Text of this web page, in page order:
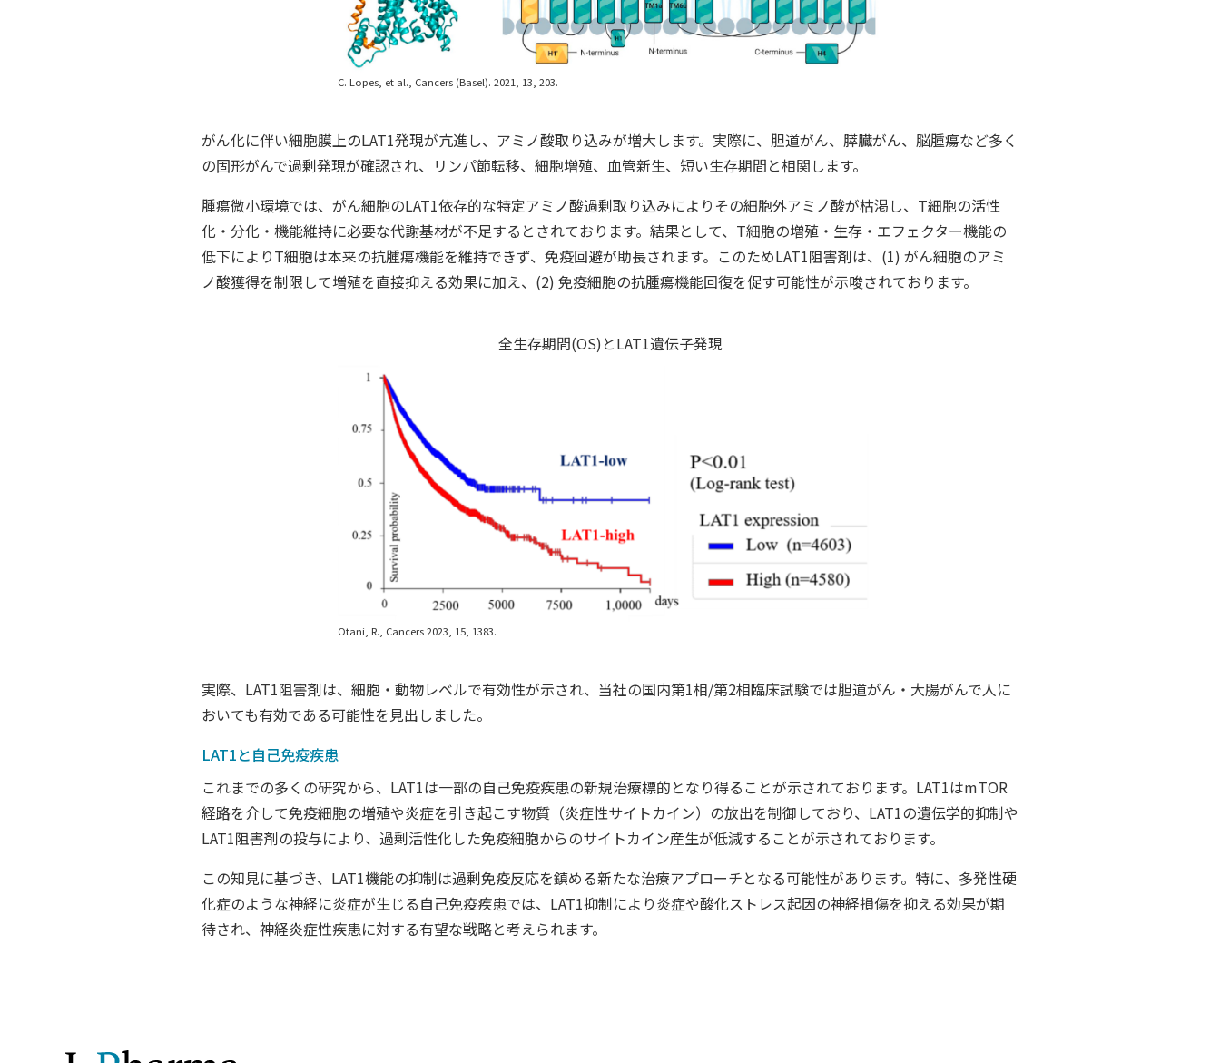
C. Lopes, et al., Cancers (Basel). 2021, 13, 203.
がん化に伴い細胞膜上のLAT1発現が亢進し、アミノ酸取り込みが増大します。実際に、胆道がん、膵臓がん、脳腫瘍など多く
の固形がんで過剰発現が確認され、リンパ節転移、細胞増殖、血管新生、短い生存期間と相関します。
腫瘍微小環境では、がん細胞のLAT1依存的な特定アミノ酸過剰取り込みによりその細胞外アミノ酸が枯渇し、T細胞の活性
化・分化・機能維持に必要な代謝基材が不足するとされております。結果として、T細胞の増殖・生存・エフェクター機能の
低下によりT細胞は本来の抗腫瘍機能を維持できず、免疫回避が助長されます。このためLAT1阻害剤は、(1) がん細胞のアミ
ノ酸獲得を制限して増殖を直接抑える効果に加え、(2) 免疫細胞の抗腫瘍機能回復を促す可能性が示唆されております。
全生存期間(OS)とLAT1遺伝子発現
Otani, R., Cancers 2023, 15, 1383.
実際、LAT1阻害剤は、細胞・動物レベルで有効性が示され、当社の国内第1相/第2相臨床試験では胆道がん・大腸がんで人に
おいても有効である可能性を見出しました。
LAT1と自己免疫疾患
これまでの多くの研究から、LAT1は一部の自己免疫疾患の新規治療標的となり得ることが示されております。LAT1はmTOR
経路を介して免疫細胞の増殖や炎症を引き起こす物質（炎症性サイトカイン）の放出を制御しており、LAT1の遺伝学的抑制や
LAT1阻害剤の投与により、過剰活性化した免疫細胞からのサイトカイン産生が低減することが示されております。
この知見に基づき、LAT1機能の抑制は過剰免疫反応を鎮める新たな治療アプローチとなる可能性があります。特に、多発性硬
化症のような神経に炎症が生じる自己免疫疾患では、LAT1抑制により炎症や酸化ストレス起因の神経損傷を抑える効果が期
待され、神経炎症性疾患に対する有望な戦略と考えられます。